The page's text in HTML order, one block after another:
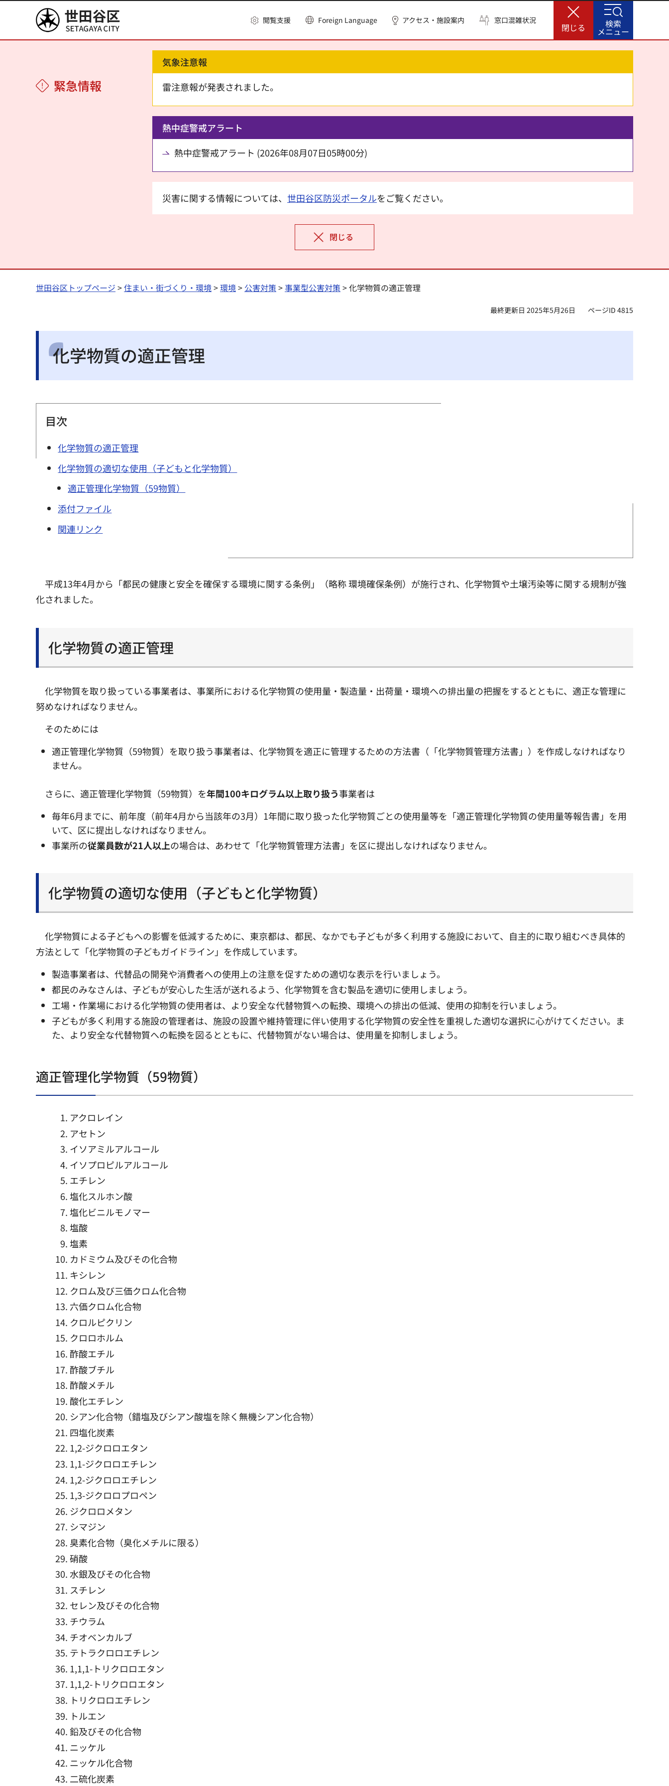
世田谷区 閲覧支援 Foreign Language アクセス・施設案内 窓口混雑状況
閉じる
緊急情報
気象注意報
雷注意報が発表されました。
熱中症警戒アラート
熱中症警戒アラート (2026年08月07日05時00分)
災害に関する情報については、 世田谷区防災ポータルをご覧ください。
閉じる
検索
メニュー
世田谷区トップページ >住まい・街づくり・環境>環境> 公害対策>事業型公害対策> 化学物質の適正管理
最終更新日 2025年5月26日 ページID 4815
化学物質の適正管理
目次
化学物質の適正管理
化学物質の適切な使用（子どもと化学物質）
適正管理化学物質（59物質）
添付ファイル
関連リンク
平成13年4月から「都民の健康と安全を確保する環境に関する条例」（略称 環境確保条例）が施行され、化学物質や土壌汚染等に関する規制が強
化されました。
化学物質の適正管理
化学物質を取り扱っている事業者は、事業所における化学物質の使用量・製造量・出荷量・環境への排出量の把握をするとともに、適正な管理に
努めなければなりません。
そのためには
適正管理化学物質（59物質）を取り扱う事業者は、化学物質を適正に管理するための方法書（「化学物質管理方法書」）を作成しなければなり
ません。
さらに、適正管理化学物質（59物質）を年間100キログラム以上取り扱う事業者は
毎年6月までに、前年度（前年4月から当該年の3月）1年間に取り扱った化学物質ごとの使用量等を「適正管理化学物質の使用量等報告書」を用
いて、区に提出しなければなりません。
事業所の従業員数が21人以上の場合は、あわせて「化学物質管理方法書」を区に提出しなければなりません。
化学物質の適切な使用（子どもと化学物質）
化学物質による子どもへの影響を低減するために、東京都は、都民、なかでも子どもが多く利用する施設において、自主的に取り組むべき具体的
方法として「化学物質の子どもガイドライン」を作成しています。
製造事業者は、代替品の開発や消費者への使用上の注意を促すための適切な表示を行いましょう。
都民のみなさんは、子どもが安心した生活が送れるよう、化学物質を含む製品を適切に使用しましょう。
工場・作業場における化学物質の使用者は、より安全な代替物質への転換、環境への排出の低減、使用の抑制を行いましょう。
子どもが多く利用する施設の管理者は、施設の設置や維持管理に伴い使用する化学物質の安全性を重視した適切な選択に心がけてください。ま
た、より安全な代替物質への転換を図るとともに、代替物質がない場合は、使用量を抑制しましょう。
適正管理化学物質（59物質）
アクロレイン
アセトン
イソアミルアルコール
イソプロピルアルコール
エチレン
塩化スルホン酸
塩化ビニルモノマー
塩酸
塩素
カドミウム及びその化合物
キシレン
クロム及び三価クロム化合物
六価クロム化合物
クロルピクリン
クロロホルム
酢酸エチル
酢酸ブチル
酢酸メチル
酸化エチレン
シアン化合物（錯塩及びシアン酸塩を除く無機シアン化合物）
四塩化炭素
1,2-ジクロロエタン
1,1-ジクロロエチレン
1,2-ジクロロエチレン
1,3-ジクロロプロペン
ジクロロメタン
シマジン
臭素化合物（臭化メチルに限る）
硝酸
水銀及びその化合物
スチレン
セレン及びその化合物
チウラム
チオベンカルブ
テトラクロロエチレン
1,1,1-トリクロロエタン
1,1,2-トリクロロエタン
トリクロロエチレン
トルエン
鉛及びその化合物
ニッケル
ニッケル化合物
二硫化炭素